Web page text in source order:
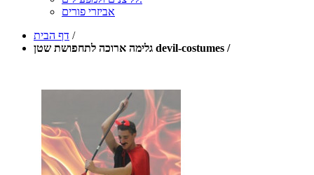
אביזרי פורים
דף הבית /
גלימה ארוכה לתחפושת שטן devil-costumes /